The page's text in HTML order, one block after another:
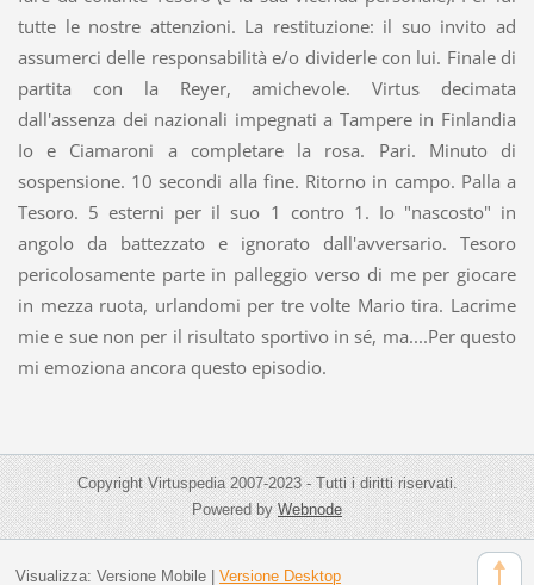
tutte le nostre attenzioni. La restituzione: il suo invito ad
assumerci delle responsabilità e/o dividerle con lui. Finale di
partita con la Reyer, amichevole. Virtus decimata
dall'assenza dei nazionali impegnati a Tampere in Finlandia
Io e Ciamaroni a completare la rosa. Pari. Minuto di
sospensione. 10 secondi alla fine. Ritorno in campo. Palla a
Tesoro. 5 esterni per il suo 1 contro 1. Io "nascosto" in
angolo da battezzato e ignorato dall'avversario. Tesoro
pericolosamente parte in palleggio verso di me per giocare
in mezza ruota, urlandomi per tre volte Mario tira. Lacrime
mie e sue non per il risultato sportivo in sé, ma....Per questo
mi emoziona ancora questo episodio.
Copyright Virtuspedia 2007-2023 - Tutti i diritti riservati.
Powered byWebnode
Visualizza: Versione Mobile| Versione Desktop